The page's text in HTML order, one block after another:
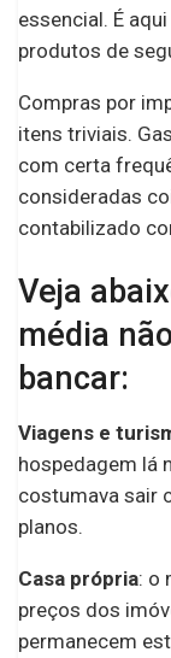
essencial. É
produtos de
Compras por
itens triviais.
com certa
consideradas
contabilizado
Veja
média
bancar:
Viagens e
hospedagem lá
costumava sair
planos.
Casa própria: o
preços dos
permanecem